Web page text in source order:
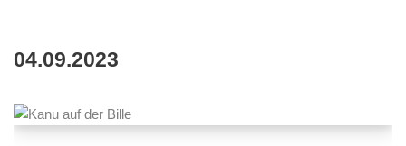
04.09.2023